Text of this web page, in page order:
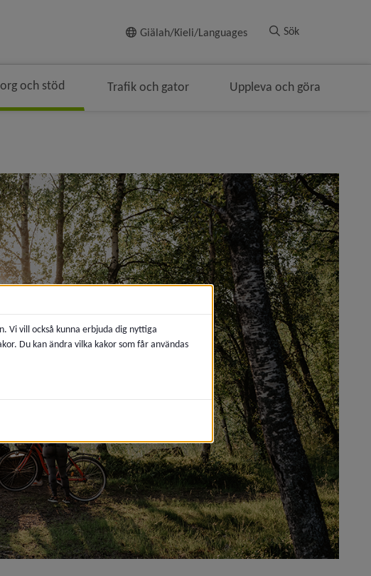
Giälah/Kieli/Languages Sök
och stöd Trafik och gator Uppleva och göra
Vi vill också kunna erbjuda dig nyttiga
Du kan ändra vilka kakor som får användas